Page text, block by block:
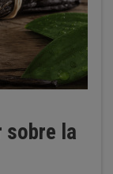
sobre la